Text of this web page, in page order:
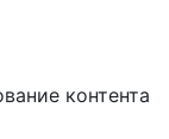
контента